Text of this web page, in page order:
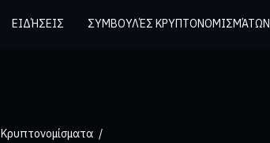
ΕΙΔΉΣΕΙΣ ΣΥΜΒΟΥΛΈΣ ΚΡΥΠΤΟΝΟΜΙΣΜΆΤΩΝ
Κρυπτονομίσματα